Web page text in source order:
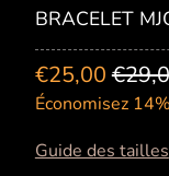
BRACELET
€25,00
Économisez
Guide des tailles